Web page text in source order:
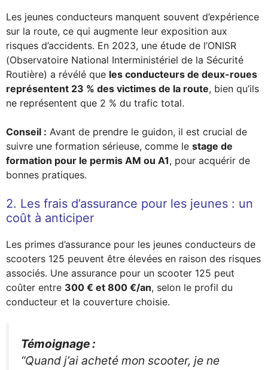
Les jeunes conducteurs manquent souvent d’expérience
sur la route, ce qui augmente leur exposition aux
risques d’accidents. En 2023, une étude de l’ONISR
(Observatoire National Interministériel de la Sécurité
Routière) a révélé que les conducteurs de deux-roues
représentent 23 % des victimes de la route, bien qu’ils
ne représentent que 2 % du trafic total.
Conseil : Avant de prendre le guidon, il est crucial de
suivre une formation sérieuse, comme le stage de
formation pour le permis AM ou A1, pour acquérir de
bonnes pratiques.
2. Les frais d’assurance pour les jeunes : un
coût à anticiper
Les primes d’assurance pour les jeunes conducteurs de
scooters 125 peuvent être élevées en raison des risques
associés. Une assurance pour un scooter 125 peut
coûter entre 300 € et 800 €/an, selon le profil du
conducteur et la couverture choisie.
Témoignage :
“Quand j’ai acheté mon scooter, je ne